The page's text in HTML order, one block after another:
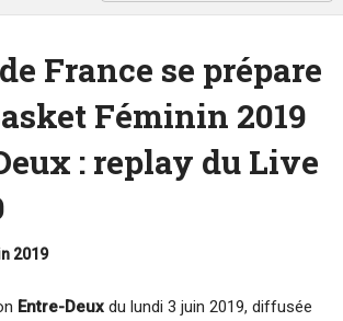
France se prépare
Féminin 2019
: replay du Live
2019
Entre-Deuxdu lundi 3 juin 2019, diffusée